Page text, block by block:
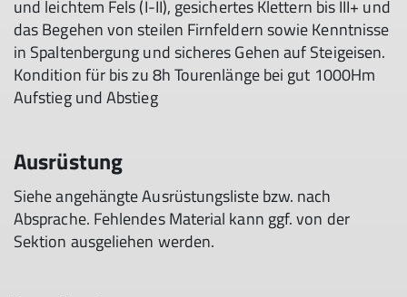
und leichtem Fels (I-II), gesichertes Klettern bis III+ und
das Begehen von steilen Firnfeldern sowie Kenntnisse
in Spaltenbergung und sicheres Gehen auf Steigeisen.
Kondition für bis zu 8h Tourenlänge bei gut 1000Hm
Aufstieg und Abstieg
Ausrüstung
Siehe angehängte Ausrüstungsliste bzw. nach
Absprache. Fehlendes Material kann ggf. von der
Sektion ausgeliehen werden.